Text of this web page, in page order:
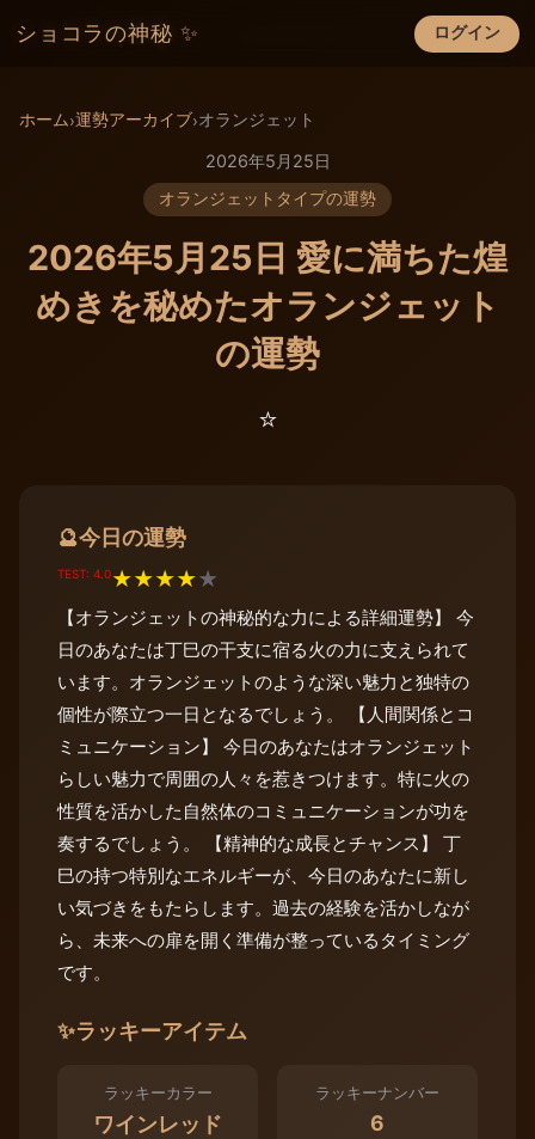
ショコラの神秘 ✨ ログイン
×
ホーム›運勢アーカイブ›オランジェット
2026年5月25日
オランジェットタイプの運勢
2026年5月25日 愛に満ちた煌
めきを秘めたオランジェット
の運勢
⭐️
🔮今日の運勢
TEST: 4.0★★★★★
【オランジェットの神秘的な力による詳細運勢】 今
日のあなたは丁巳の干支に宿る火の力に支えられて
います。オランジェットのような深い魅力と独特の
個性が際立つ一日となるでしょう。 【人間関係とコ
ミュニケーション】 今日のあなたはオランジェット
らしい魅力で周囲の人々を惹きつけます。特に火の
性質を活かした自然体のコミュニケーションが功を
奏するでしょう。 【精神的な成長とチャンス】 丁
巳の持つ特別なエネルギーが、今日のあなたに新し
い気づきをもたらします。過去の経験を活かしなが
ら、未来への扉を開く準備が整っているタイミング
です。
✨ラッキーアイテム
ラッキーカラー
ワインレッド
ラッキーナンバー
6